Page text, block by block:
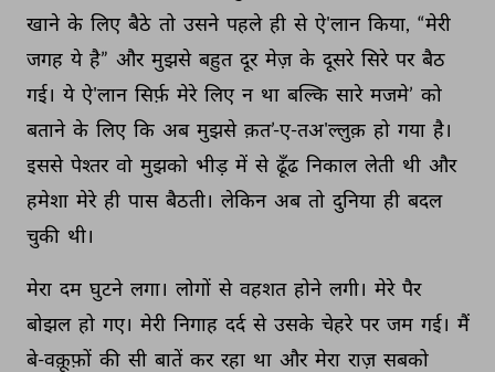
खाने के लिए बैठे तो उसने पहले ही से ऐ'लान किया, “मेरी
जगह ये है” और मुझसे बहुत दूर मेज़ के दूसरे सिरे पर बैठ
गई। ये ऐ'लान सिर्फ़ मेरे लिए न था बल्कि सारे मजमे’ को
बताने के लिए कि अब मुझसे क़त’-ए-तअ'ल्लुक़ हो गया है।
इससे पेश्तर वो मुझको भीड़ में से ढूँढ निकाल लेती थी और
हमेशा मेरे ही पास बैठती। लेकिन अब तो दुनिया ही बदल
चुकी थी।
मेरा दम घुटने लगा। लोगों से वहशत होने लगी। मेरे पैर
बोझल हो गए। मेरी निगाह दर्द से उसके चेहरे पर जम गई। मैं
बे-वक़ूफ़ों की सी बातें कर रहा था और मेरा राज़ सबको